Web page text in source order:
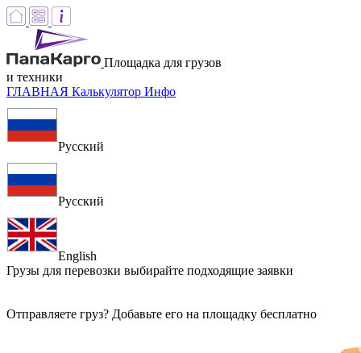
Площадка для грузов
и техники
ГЛАВНАЯ Калькулятор Инфо
Русский
Русский
English
Грузы для перевозки выбирайте подходящие заявки
Отправляете груз? Добавьте его на площадку бесплатно